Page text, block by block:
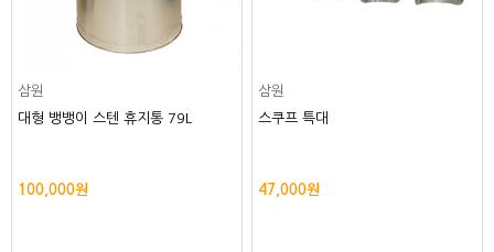
삼원
대형 뱅뱅이 스텐 휴지통 79L
100,000원
삼원
스쿠프 특대
47,000원